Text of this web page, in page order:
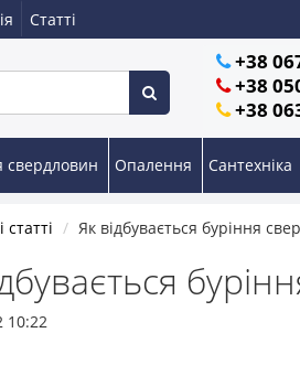
Статті
+38
+38
+38
свердловин Опалення Сантехніка
статті Як відбувається буріння
10:22